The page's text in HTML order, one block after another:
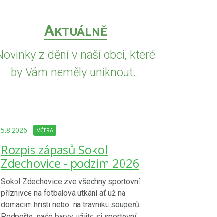
AKTUÁLNĚ
z dění v naší obci, které
by Vám neměly uniknout...
5.8.2026 VČERA
Rozpis zápasů Sokol
Zdechovice - podzim 2026
Sokol Zdechovice zve všechny sportovní
příznivce na fotbalová utkání ať už na
domácím hřišti nebo na trávníku soupeřů.